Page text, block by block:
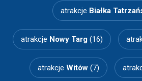
atrakcje Białka
atrakcje Nowy Targ (16)
atrakcje Witów(7)